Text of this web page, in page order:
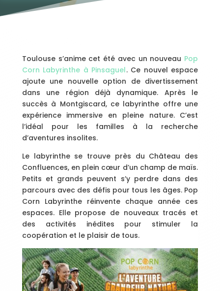
Toulouse s’anime cet été avec un nouveau Pop
Corn Labyrinthe à Pinsaguel. Ce nouvel espace
ajoute une nouvelle option de divertissement
dans une région déjà dynamique. Après le
succès à Montgiscard, ce labyrinthe offre une
expérience immersive en pleine nature. C’est
l’idéal pour les familles à la recherche
d’aventures insolites.
Le labyrinthe se trouve près du Château des
Confluences, en plein cœur d’un champ de maïs.
Petits et grands peuvent s’y perdre dans des
parcours avec des défis pour tous les âges. Pop
Corn Labyrinthe réinvente chaque année ces
espaces. Elle propose de nouveaux tracés et
des activités inédites pour stimuler la
coopération et le plaisir de tous.